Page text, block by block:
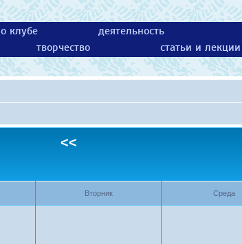
о клубе деятельность
творчество
статьи и лекции
<<
Вторник Среда